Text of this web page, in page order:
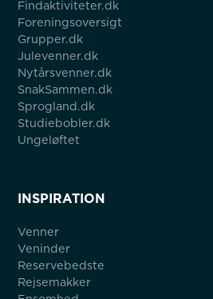
Findaktiviteter.dk
Foreningsoversigt
Grupper.dk
Julevenner.dk
Nytårsvenner.dk
SnakSammen.dk
Sprogland.dk
Studiebobler.dk
Ungeløftet
INSPIRATION
Venner
Veninder
Reservebedste
Rejsemakker